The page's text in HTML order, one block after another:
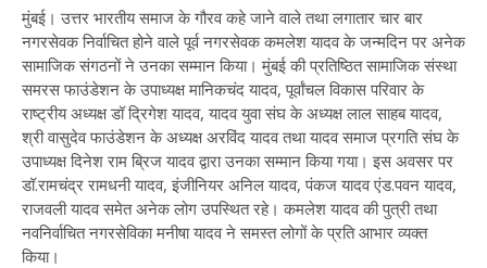
मुंबई। उत्तर भारतीय समाज के गौरव कहे जाने वाले तथा लगातार चार बार
नगरसेवक निर्वाचित होने वाले पूर्व नगरसेवक कमलेश यादव के जन्मदिन पर अनेक
सामाजिक संगठनों ने उनका सम्मान किया। मुंबई की प्रतिष्ठित सामाजिक संस्था
समरस फाउंडेशन के उपाध्यक्ष मानिकचंद यादव, पूर्वांचल विकास परिवार के
राष्ट्रीय अध्यक्ष डॉ द्रिगेश यादव, यादव युवा संघ के अध्यक्ष लाल साहब यादव,
श्री वासुदेव फाउंडेशन के अध्यक्ष अरविंद यादव तथा यादव समाज प्रगति संघ के
उपाध्यक्ष दिनेश राम ब्रिज यादव द्वारा उनका सम्मान किया गया। इस अवसर पर
डॉ.रामचंद्र रामधनी यादव, इंजीनियर अनिल यादव, पंकज यादव एंड.पवन यादव,
राजवली यादव समेत अनेक लोग उपस्थित रहे। कमलेश यादव की पुत्री तथा
नवनिर्वाचित नगरसेविका मनीषा यादव ने समस्त लोगों के प्रति आभार व्यक्त
किया।